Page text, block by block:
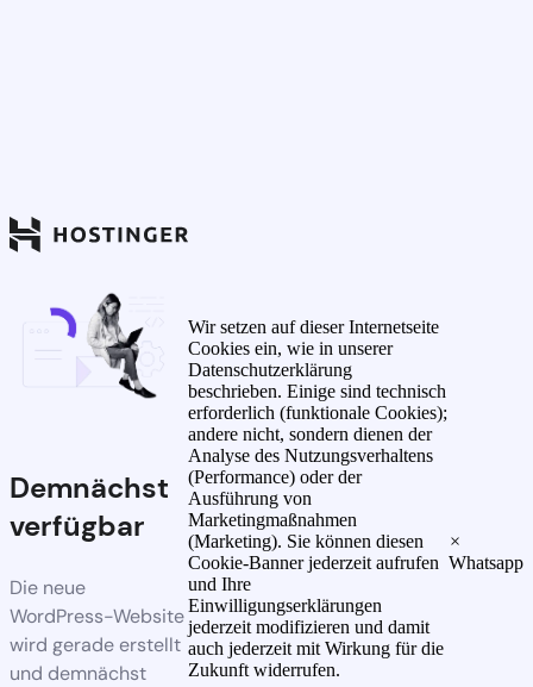
Demnächst
verfügbar
Die neue
WordPress-Website
wird gerade erstellt
und demnächst
Wir setzen auf dieser Internetseite
Cookies ein, wie in unserer
Datenschutzerklärung
beschrieben. Einige sind technisch
erforderlich (funktionale Cookies);
andere nicht, sondern dienen der
Analyse des Nutzungsverhaltens
(Performance) oder der
Ausführung von
Marketingmaßnahmen
(Marketing). Sie können diesen
Cookie-Banner jederzeit aufrufen
und Ihre
Einwilligungserklärungen
jederzeit modifizieren und damit
auch jederzeit mit Wirkung für die
Zukunft widerrufen.
×
Whatsapp